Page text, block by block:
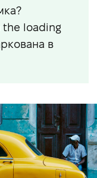
the loading
в